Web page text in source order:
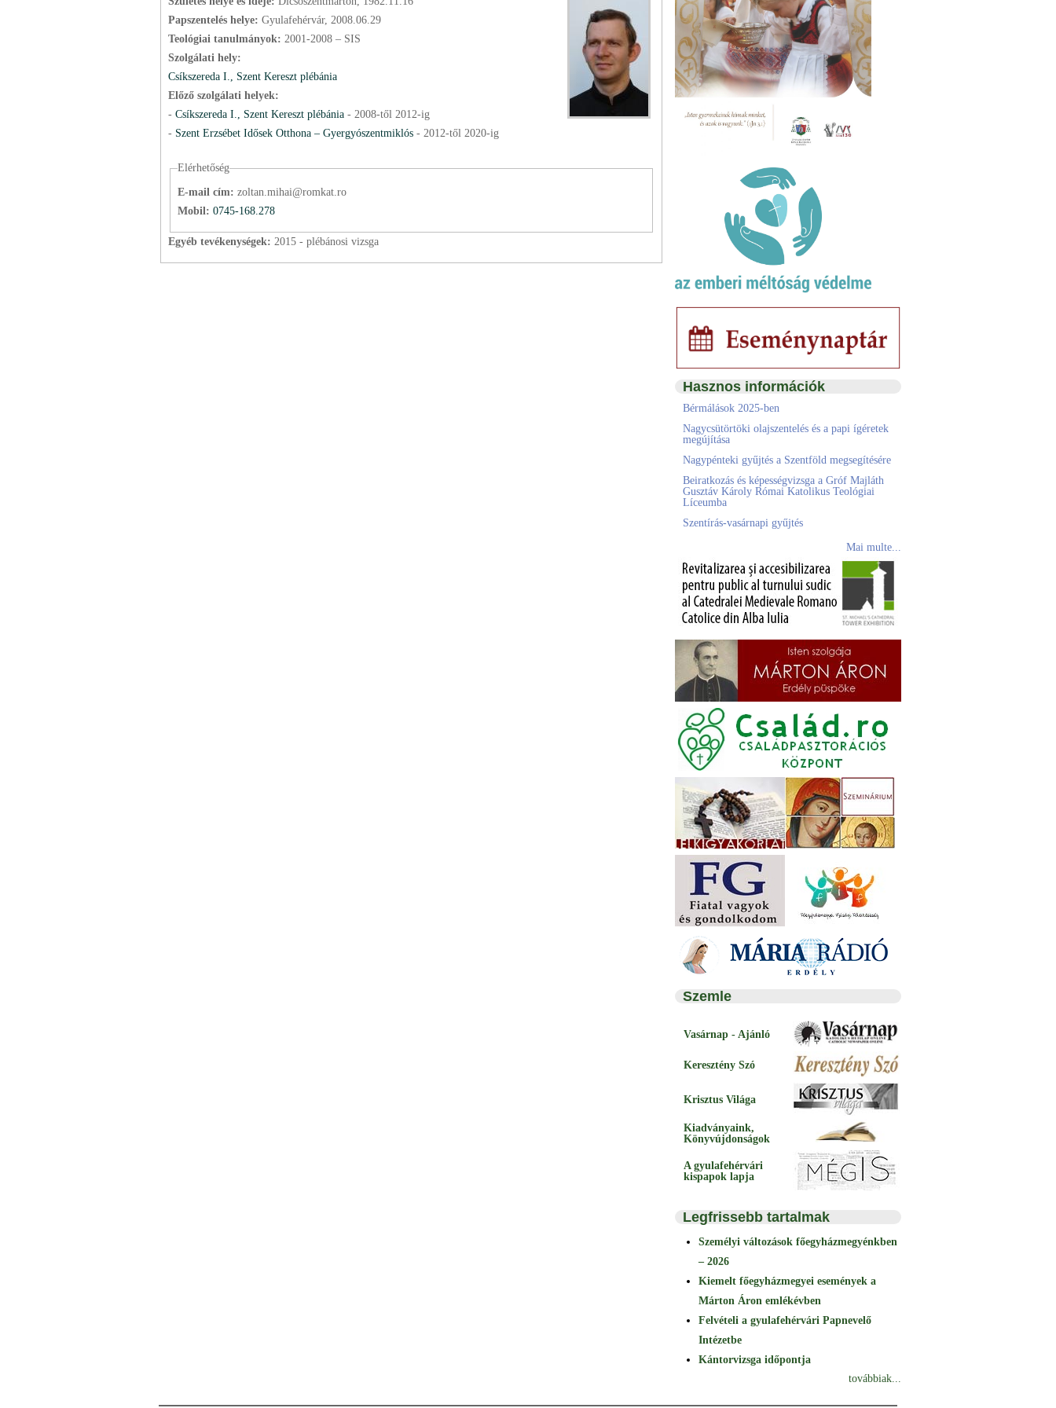
Papszentelés helye: Gyulafehérvár, 2008.06.29
Teológiai tanulmányok: 2001-2008 – SIS
Szolgálati hely:
Csíkszereda I., Szent Kereszt plébánia
Előző szolgálati helyek:
- Csíkszereda I., Szent Kereszt plébánia- 2008-től 2012-ig
- Szent Erzsébet Idősek Otthona – Gyergyószentmiklós- 2012-től 2020-ig
Elérhetőség
E-mail cím: zoltan.mihai@romkat.ro
Mobil: 0745-168.278
Egyéb tevékenységek: 2015 - plébánosi vizsga
Hasznos információk
Bérmálások 2025-ben
Nagycsütörtöki olajszentelés és a papi ígéretek
megújítása
Nagypénteki gyűjtés a Szentföld megsegítésére
Beiratkozás és képességvizsga a Gróf Majláth
Gusztáv Károly Római Katolikus Teológiai
Líceumba
Szentírás-vasárnapi gyűjtés
Mai multe...
Szemle
Vasárnap - Ajánló
Keresztény Szó
Krisztus Világa
Kiadványaink,
Könyvújdonságok
A gyulafehérvári
kispapok lapja
Legfrissebb tartalmak
Személyi változások főegyházmegyénkben
– 2026
Kiemelt főegyházmegyei események a
Márton Áron emlékévben
Felvételi a gyulafehérvári Papnevelő
Intézetbe
Kántorvizsga időpontja
továbbiak...